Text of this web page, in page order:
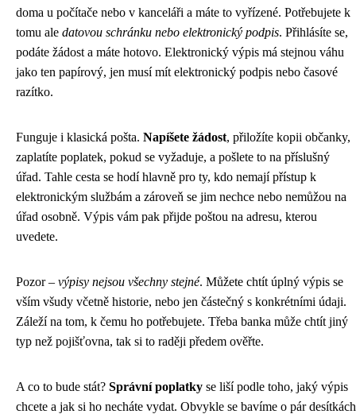
doma u počítače nebo v kanceláři a máte to vyřízené. Potřebujete k
tomu ale datovou schránku nebo elektronický podpis. Přihlásíte se,
podáte žádost a máte hotovo. Elektronický výpis má stejnou váhu
jako ten papírový, jen musí mít elektronický podpis nebo časové
razítko.
Funguje i klasická pošta. Napíšete žádost, přiložíte kopii občanky,
zaplatíte poplatek, pokud se vyžaduje, a pošlete to na příslušný
úřad. Tahle cesta se hodí hlavně pro ty, kdo nemají přístup k
elektronickým službám a zároveň se jim nechce nebo nemůžou na
úřad osobně. Výpis vám pak přijde poštou na adresu, kterou
uvedete.
Pozor – výpisy nejsou všechny stejné. Můžete chtít úplný výpis se
vším všudy včetně historie, nebo jen částečný s konkrétními údaji.
Záleží na tom, k čemu ho potřebujete. Třeba banka může chtít jiný
typ než pojišťovna, tak si to raději předem ověřte.
A co to bude stát? Správní poplatky se liší podle toho, jaký výpis
chcete a jak si ho necháte vydat. Obvykle se bavíme o pár desítkách